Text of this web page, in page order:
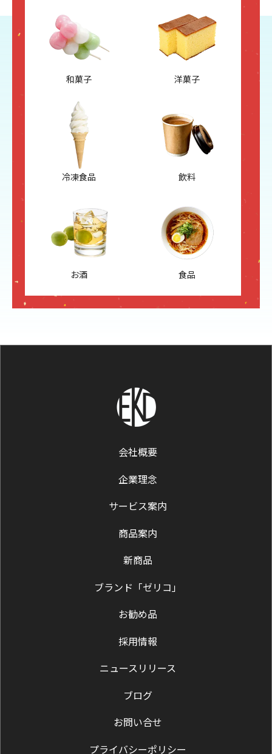
和菓子 洋菓子
冷凍食品 飲料
お酒 食品
会社概要
企業理念
サービス案内
商品案内
新商品
ブランド「ゼリコ」
お勧め品
採用情報
ニュースリリース
ブログ
お問い合せ
プライバシーポリシー